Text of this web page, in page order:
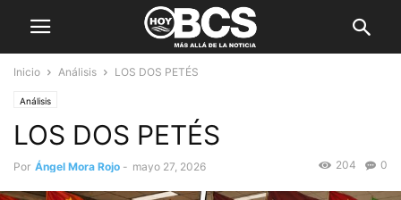
Inicio Análisis LOS DOS PETÉS
Análisis
LOS DOS PETÉS
Por Ángel Mora Rojo - mayo 27, 2026 0
204